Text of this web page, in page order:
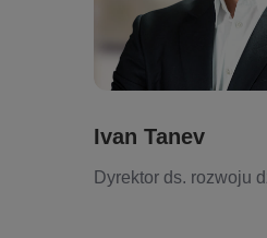
Ivan Tanev
Dyrektor ds. rozwoju